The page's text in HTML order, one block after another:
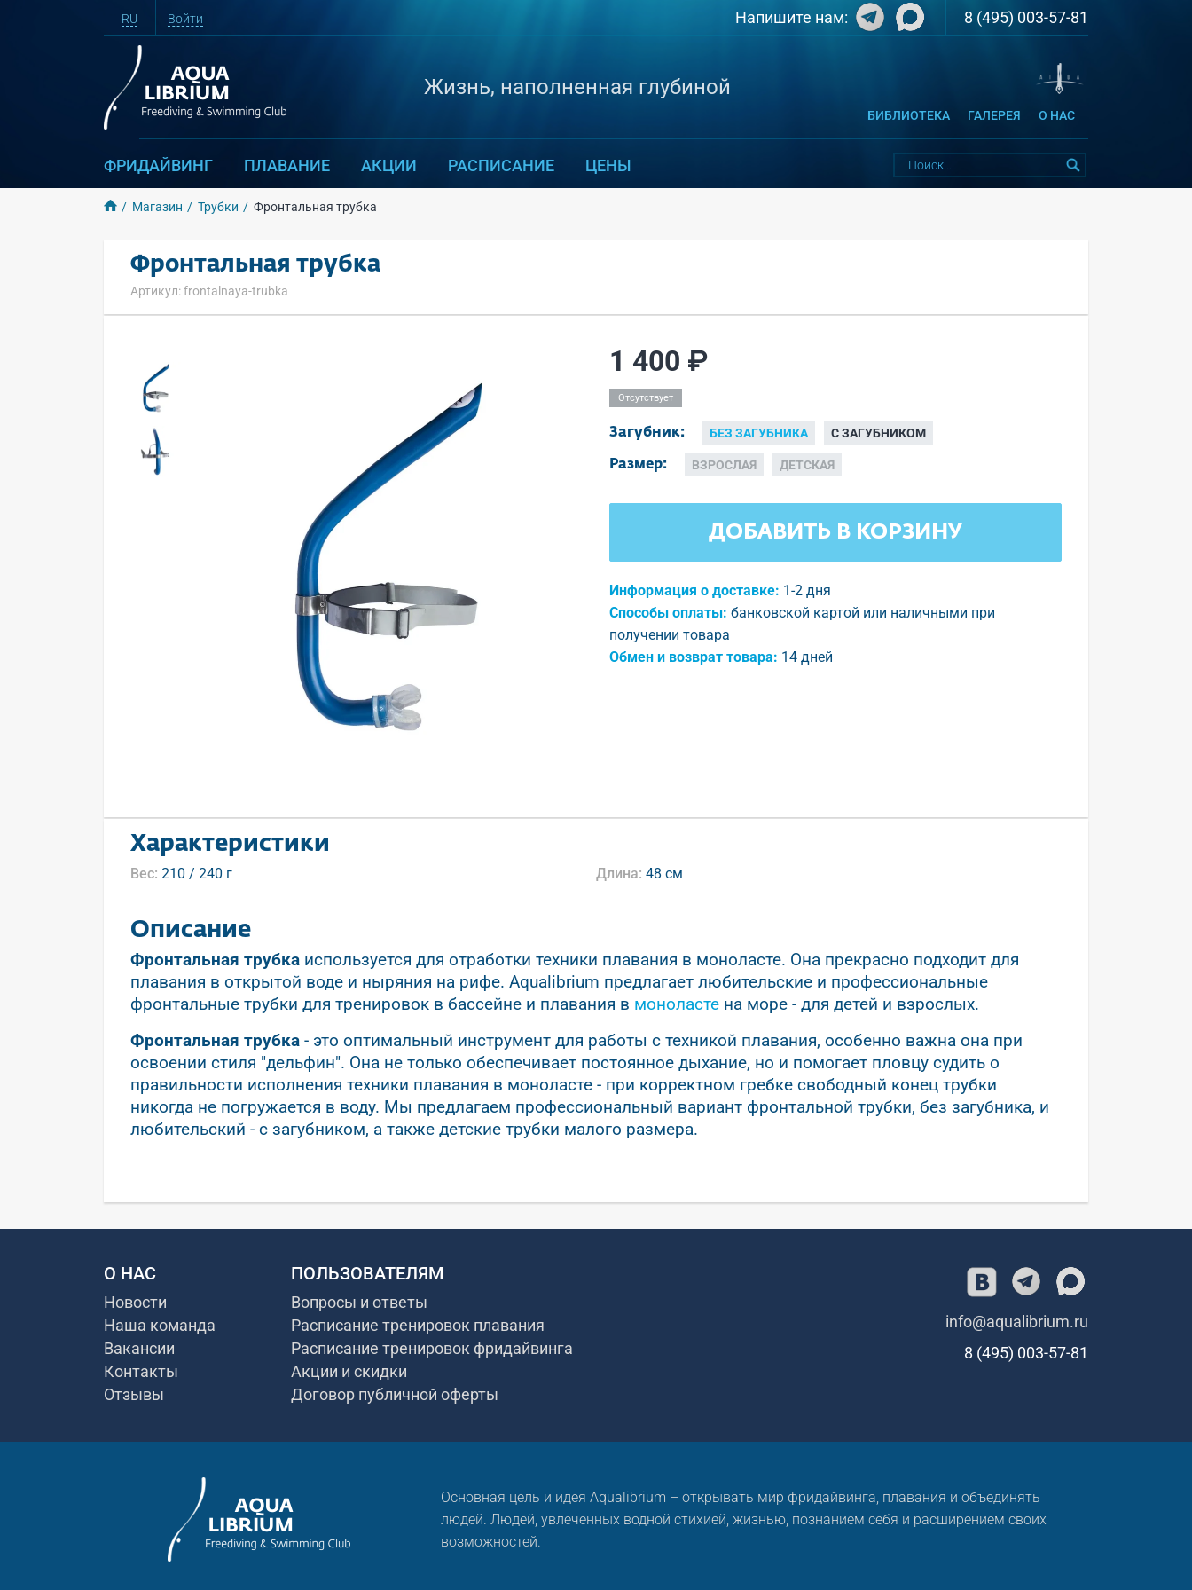
RU Войти Напишите нам: 8 (495) 003-57-81
Жизнь, наполненная глубиной
БИБЛИОТЕКА ГАЛЕРЕЯ О НАС
ФРИДАЙВИНГ ПЛАВАНИЕ АКЦИИ РАСПИСАНИЕ ЦЕНЫ
Магазин Трубки Фронтальная трубка
Фронтальная трубка
Артикул: frontalnaya-trubka
1 400 ₽
Отсутствует
Загубник: БЕЗ ЗАГУБНИКА С ЗАГУБНИКОМ
Размер: ВЗРОСЛАЯ ДЕТСКАЯ
ДОБАВИТЬ В КОРЗИНУ
Информация о доставке: 1-2 дня
Способы оплаты: банковской картой или наличными при
получении товара
Обмен и возврат товара: 14 дней
Характеристики
Вес: 210 / 240 г Длина: 48 см
Описание
Фронтальная трубка используется для отработки техники плавания в моноласте. Она прекрасно подходит для
плавания в открытой воде и ныряния на рифе. Aqualibrium предлагает любительские и профессиональные
фронтальные трубки для тренировок в бассейне и плавания в моноласте на море - для детей и взрослых.
Фронтальная трубка - это оптимальный инструмент для работы с техникой плавания, особенно важна она при
освоении стиля "дельфин". Она не только обеспечивает постоянное дыхание, но и помогает пловцу судить о
правильности исполнения техники плавания в моноласте - при корректном гребке свободный конец трубки
никогда не погружается в воду. Мы предлагаем профессиональный вариант фронтальной трубки, без загубника, и
любительский - с загубником, а также детские трубки малого размера.
О НАС
Новости
Наша команда
Вакансии
Контакты
Отзывы
ПОЛЬЗОВАТЕЛЯМ
Вопросы и ответы
Расписание тренировок плавания
Расписание тренировок фридайвинга
Акции и скидки
Договор публичной оферты
info@aqualibrium.ru
8 (495) 003-57-81
Основная цель и идея Aqualibrium – открывать мир фридайвинга, плавания и объединять
людей. Людей, увлеченных водной стихией, жизнью, познанием себя и расширением своих
возможностей.